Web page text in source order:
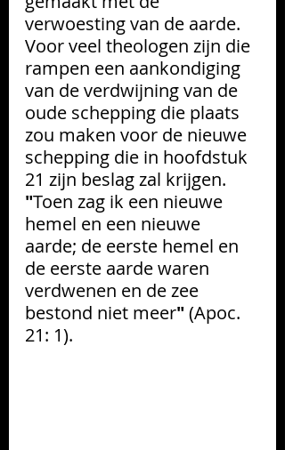
verwoesting van de aarde.
Voor veel theologen zijn die
rampen een aankondiging
van de verdwijning van de
oude schepping die plaats
zou maken voor de nieuwe
schepping die in hoofdstuk
21 zijn beslag zal krijgen.
"Toen zag ik een nieuwe
hemel en een nieuwe
aarde; de eerste hemel en
de eerste aarde waren
verdwenen en de zee
bestond niet meer" (Apoc.
21: 1).